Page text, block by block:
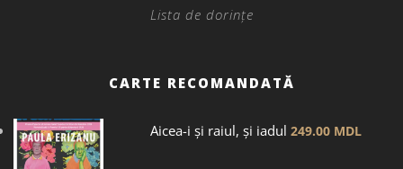
Lista de dorințe
CARTE RECOMANDATĂ
Aicea-i și raiul, și iadul 249.00 MDL